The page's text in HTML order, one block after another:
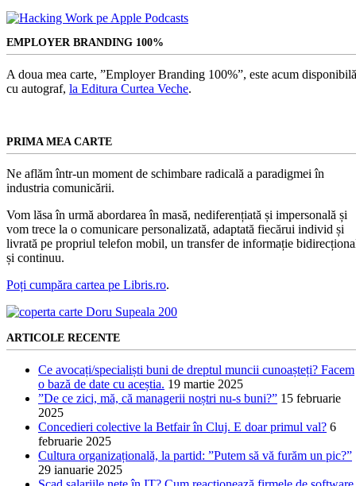
EMPLOYER BRANDING 100%
A doua mea carte, ”Employer Branding 100%”, este acum
cu autograf, la Editura Curtea Veche.
PRIMA MEA CARTE
Ne aflăm într-un moment de schimbare radicală a paradigmei în
industria comunicării.
Vom lăsa în urmă abordarea în masă, nediferențiată și impersonală și
vom trece la o comunicare personalizată, adaptată fiecărui individ și
livrată pe propriul telefon mobil, un transfer de informație
și continuu.
Poți cumpăra cartea pe Libris.ro.
ARTICOLE RECENTE
Ce avocați/specialiști buni de dreptul muncii cunoașteți? Facem
o bază de date cu aceștia. 19 martie 2025
”De ce zici, mă, că managerii noștri nu-s buni?” 15 februarie
2025
Concedieri colective la Betfair în Cluj. E doar primul val? 6
februarie 2025
Cultura organizațională, la partid: ”Putem să vă furăm un pic?”
29 ianuarie 2025